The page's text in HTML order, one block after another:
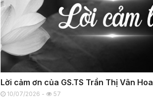
Lời cảm ơn của GS.TS Trần Thị Vân Hoa
10/07/2026 - 57